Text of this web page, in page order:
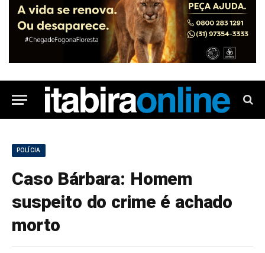
POLÍCIA
Caso Bárbara: Homem
suspeito do crime é achado
morto